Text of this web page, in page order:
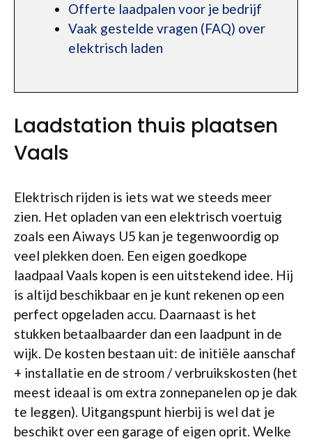
Offerte laadpalen voor je bedrijf
Vaak gestelde vragen (FAQ) over
elektrisch laden
Laadstation thuis plaatsen
Vaals
Elektrisch rijden is iets wat we steeds meer
zien. Het opladen van een elektrisch voertuig
zoals een Aiways U5 kan je tegenwoordig op
veel plekken doen. Een eigen goedkope
laadpaal Vaals kopen is een uitstekend idee. Hij
is altijd beschikbaar en je kunt rekenen op een
perfect opgeladen accu. Daarnaast is het
stukken betaalbaarder dan een laadpunt in de
wijk. De kosten bestaan uit: de initiële aanschaf
+ installatie en de stroom / verbruikskosten (het
meest ideaal is om extra zonnepanelen op je dak
te leggen). Uitgangspunt hierbij is wel dat je
beschikt over een garage of eigen oprit. Welke